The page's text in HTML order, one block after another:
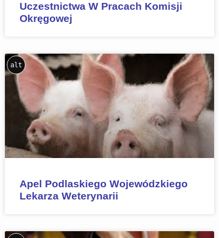
Uczestnictwa W Pracach Komisji
Okręgowej
alt
Apel Podlaskiego Wojewódzkiego
Lekarza Weterynarii